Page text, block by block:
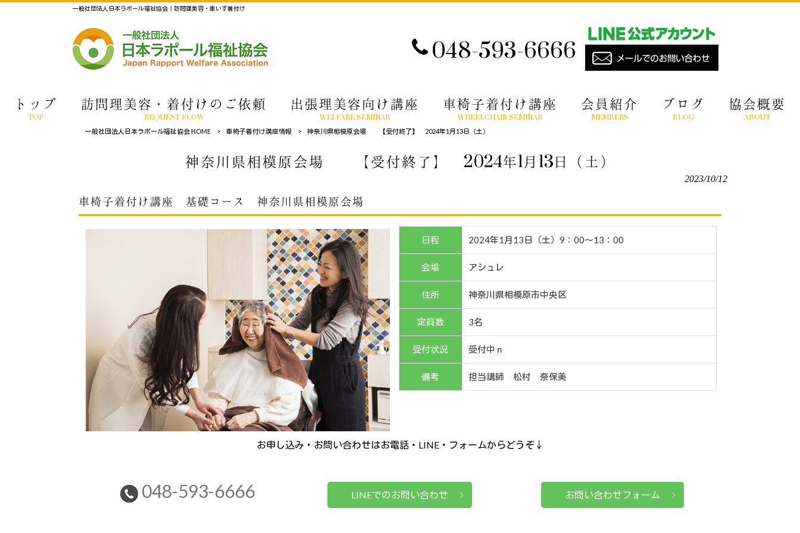
一般社団法人日本ラポール福祉協会｜訪問理美容・車いす着付け
048-593-6666
トップ
TOP
訪問理美容・着付けのご依頼
REQUEST FLOW
出張理美容向け講座
WELFARE SEMINAR
車椅子着付け講座
WHEELCHAIR SEMINAR
会員紹介
MEMBERS
ブログ
BLOG
協会概要
ABOUT
一般社団法人日本ラポール福祉協会 HOME > 車椅子着付け講座情報 > 神奈川県相模原会場 【受付終了】 2024年1月13日（土）
神奈川県相模原会場 【受付終了】 2024年1月13日（土）
2023/10/12
車椅子着付け講座 基礎コース 神奈川県相模原会場
日程 2024年1月13日（土）9：00〜13：00
会場 アシュレ
住所 神奈川県相模原市中央区
定員数 3名
受付状況 受付中ｎ
備考 担当講師 松村 奈保美
お申し込み・お問い合わせはお電話・LINE・フォームからどうぞ↓
048-593-6666 LINEでのお問い合わせ お問い合わせフォーム